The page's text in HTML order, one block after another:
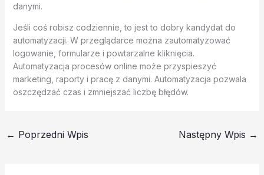
danymi.
Jeśli coś robisz codziennie, to jest to dobry kandydat do
automatyzacji. W przeglądarce można zautomatyzować
logowanie, formularze i powtarzalne kliknięcia.
Automatyzacja procesów online może przyspieszyć
marketing, raporty i pracę z danymi. Automatyzacja pozwala
oszczędzać czas i zmniejszać liczbę błędów.
← Poprzedni Wpis Następny Wpis →